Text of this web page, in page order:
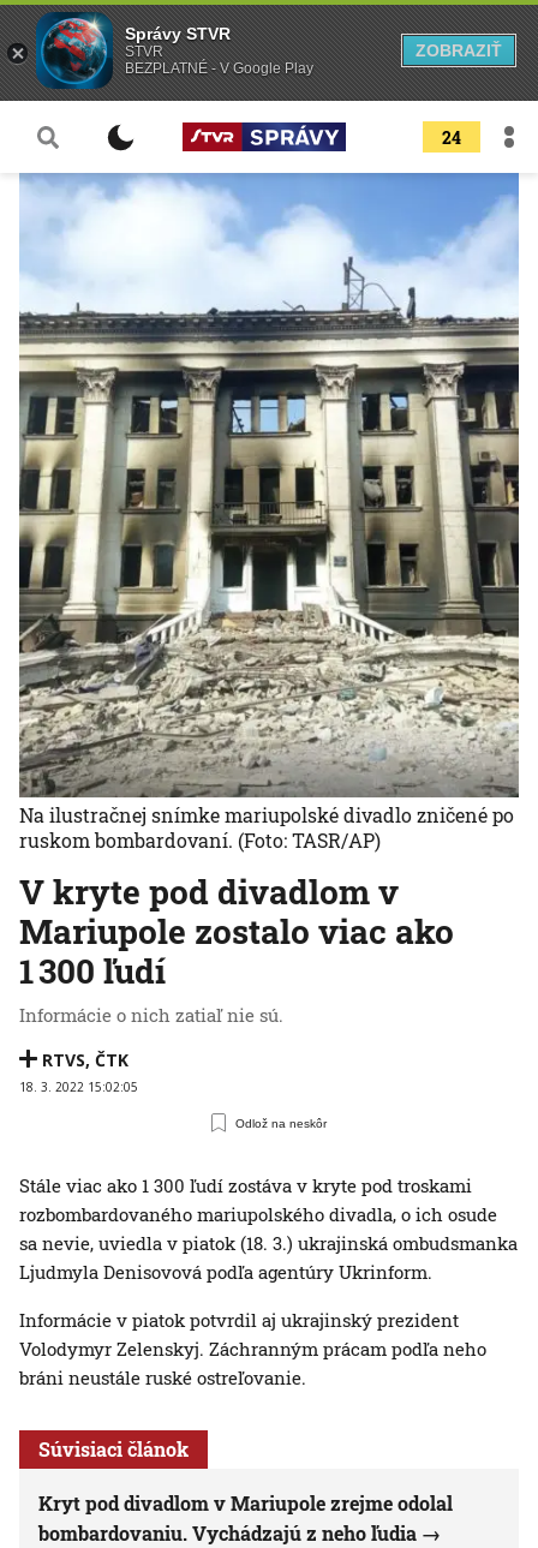
24
V kryte pod divadlom v
Mariupole zostalo viac ako
1 300 ľudí
Informácie o nich zatiaľ nie sú.
RTVS, ČTK
18. 3. 2022 15:02:05
Odlož na neskôr
Na ilustračnej snímke mariupolské divadlo zničené po
ruskom bombardovaní. (Foto: TASR/AP)
Stále viac ako 1 300 ľudí zostáva v kryte pod troskami
rozbombardovaného mariupolského divadla, o ich osude
sa nevie, uviedla v piatok (18. 3.) ukrajinská ombudsmanka
Ljudmyla Denisovová podľa agentúry Ukrinform.
Informácie v piatok potvrdil aj ukrajinský prezident
Volodymyr Zelenskyj. Záchranným prácam podľa neho
bráni neustále ruské ostreľovanie.
Súvisiaci článok
Kryt pod divadlom v Mariupole zrejme odolal
bombardovaniu. Vychádzajú z neho ľudia
Správy STVR
STVR
BEZPLATNÉ - V Google Play
ZOBRAZIŤ